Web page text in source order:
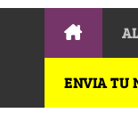
ENVIA TU